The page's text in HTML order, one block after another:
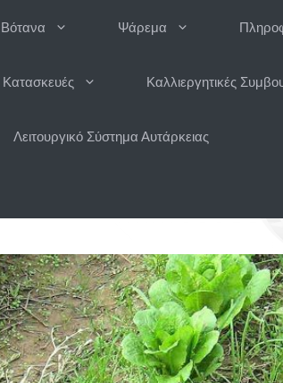
Βότανα Ψάρεμα
Κατασκευές Καλλιεργητικές
Λειτουργικό Σύστημα Αυτάρκειας